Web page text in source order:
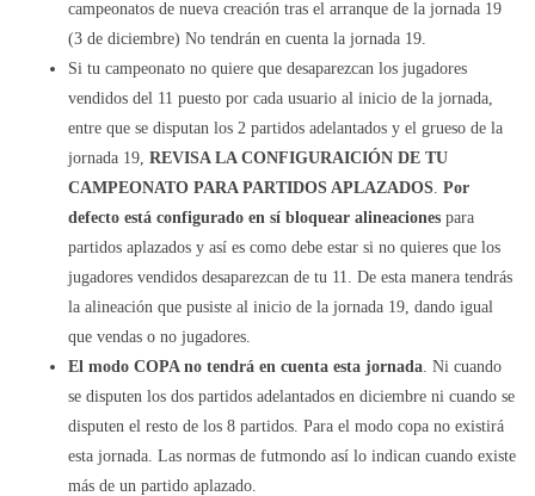
campeonatos de nueva creación tras el arranque de la jornada 19
(3 de diciembre) No tendrán en cuenta la jornada 19.
Si tu campeonato no quiere que desaparezcan los jugadores
vendidos del 11 puesto por cada usuario al inicio de la jornada,
entre que se disputan los 2 partidos adelantados y el grueso de la
jornada 19, REVISA LA CONFIGURAICIÓN DE TU
CAMPEONATO PARA PARTIDOS APLAZADOS Por
defecto está configurado en sí bloquear alineaciones para
partidos aplazados y así es como debe estar si no quieres que los
jugadores vendidos desaparezcan de tu 11. De esta manera tendrás
la alineación que pusiste al inicio de la jornada 19, dando igual
que vendas o no jugadores.
El modo COPA no tendrá en cuenta esta jornada . Ni cuando
se disputen los dos partidos adelantados en diciembre ni cuando se
disputen el resto de los 8 partidos. Para el modo copa no existirá
esta jornada. Las normas de futmondo así lo indican cuando existe
más de un partido aplazado.